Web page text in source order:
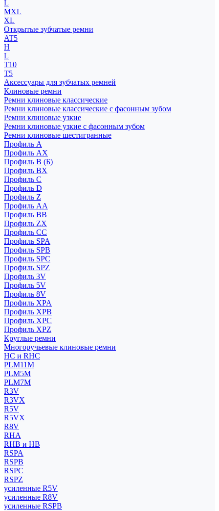
L
MXL
XL
Открытые зубчатые ремни
AT5
H
L
T10
T5
Аксессуары для зубчатых ремней
Клиновые ремни
Ремни клиновые классические
Ремни клиновые классические с фасонным зубом
Ремни клиновые узкие
Ремни клиновые узкие с фасонным зубом
Ремни клиновые шестигранные
Профиль A
Профиль AX
Профиль B (Б)
Профиль BX
Профиль C
Профиль D
Профиль Z
Профиль АА
Профиль BB
Профиль ZX
Профиль CC
Профиль SPA
Профиль SPB
Профиль SPC
Профиль SPZ
Профиль 3V
Профиль 5V
Профиль 8V
Профиль XPA
Профиль XPB
Профиль XPC
Профиль XPZ
Круглые ремни
Многоручьевые клиновые ремни
HC и RHC
PLM11M
PLM5M
PLM7M
R3V
R3VX
R5V
R5VX
R8V
RHA
RHB и HB
RSPA
RSPB
RSPC
RSPZ
усиленные R5V
усиленные R8V
усиленные RSPB